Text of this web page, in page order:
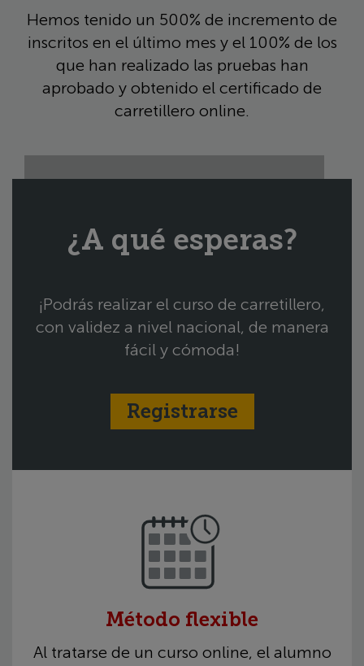
Hemos tenido un 500% de incremento de
inscritos en el último mes y el 100% de los
que han realizado las pruebas han
aprobado y obtenido el certificado de
carretillero online.
¿A qué esperas?
¡Podrás realizar el curso de carretillero,
con validez a nivel nacional, de manera
fácil ycómoda!
Registrarse
Método flexible
Al tratarse de un curso online, el alumno